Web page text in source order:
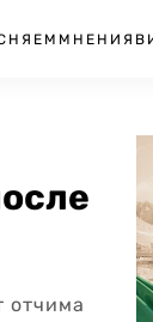
МНЕНИЯ
отчима